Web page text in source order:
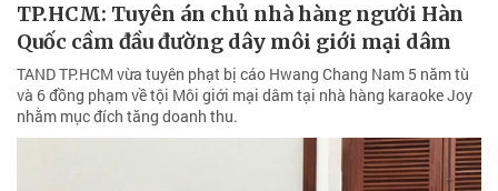
TP.HCM: Tuyên án chủ nhà hàng người Hàn
Quốc cầm đầu đường dây môi giới mại dâm
TAND TP.HCM vừa tuyên phạt bị cáo Hwang Chang Nam 5 năm tù
và 6 đồng phạm về tội Môi giới mại dâm tại nhà hàng karaoke Joy
nhằm mục đích tăng doanh thu.